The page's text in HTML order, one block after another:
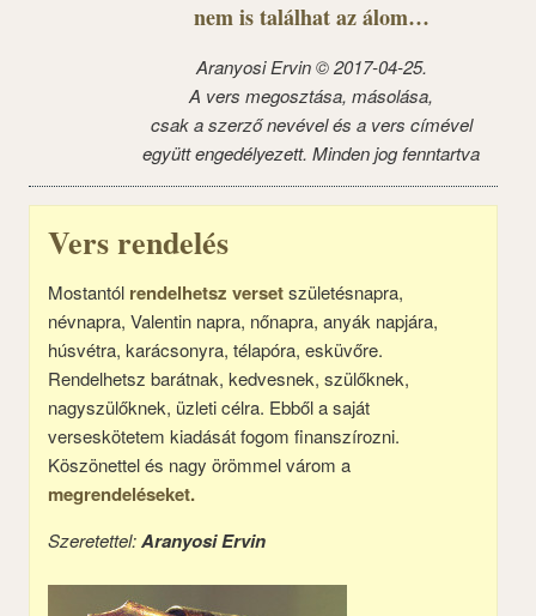
nem is találhat az álom…
Aranyosi Ervin © 2017-04-25.
A vers megosztása, másolása,
csak a szerző nevével és a vers címével
együtt engedélyezett. Minden jog fenntartva
Vers rendelés
Mostantól rendelhetsz versetszületésnapra,
névnapra, Valentin napra, nőnapra, anyák napjára,
húsvétra, karácsonyra, télapóra, esküvőre.
Rendelhetsz barátnak, kedvesnek, szülőknek,
nagyszülőknek, üzleti célra. Ebből a saját
verseskötetem kiadását fogom finanszírozni.
Köszönettel és nagy örömmel várom a
megrendeléseket.
Szeretettel:Aranyosi Ervin